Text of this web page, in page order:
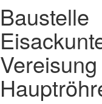
Baustelle